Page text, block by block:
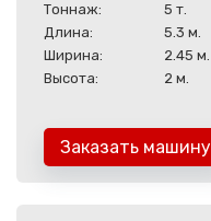
Тоннаж:
5 т.
Длина:
5.3 м.
Ширина:
2.45 м.
Высота:
2 м.
Заказать машину